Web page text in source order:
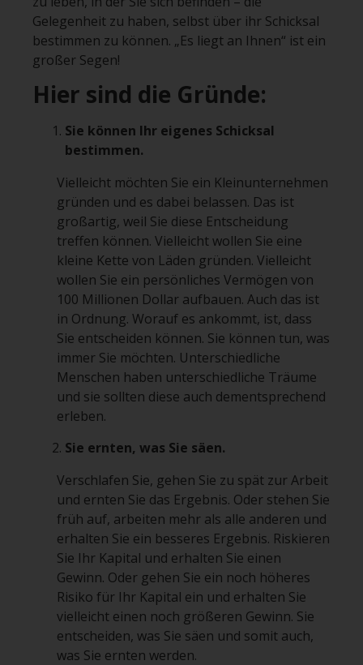
Gelegenheit zu haben, selbst über ihr Schicksal
bestimmen zu können. „Es liegt an Ihnen“ ist ein
großer Segen!
Hier sind die Gründe:
Sie können Ihr eigenes Schicksal
bestimmen.
Vielleicht möchten Sie ein Kleinunternehmen
gründen und es dabei belassen. Das ist
großartig, weil Sie diese Entscheidung
treffen können. Vielleicht wollen Sie eine
kleine Kette von Läden gründen. Vielleicht
wollen Sie ein persönliches Vermögen von
100 Millionen Dollar aufbauen. Auch das ist
in Ordnung. Worauf es ankommt, ist, dass
Sie entscheiden können. Sie können tun, was
immer Sie möchten. Unterschiedliche
Menschen haben unterschiedliche Träume
und sie sollten diese auch dementsprechend
erleben.
Sie ernten, was Sie säen.
Verschlafen Sie, gehen Sie zu spät zur Arbeit
und ernten Sie das Ergebnis. Oder stehen Sie
früh auf, arbeiten mehr als alle anderen und
erhalten Sie ein besseres Ergebnis. Riskieren
Sie Ihr Kapital und erhalten Sie einen
Gewinn. Oder gehen Sie ein noch höheres
Risiko für Ihr Kapital ein und erhalten Sie
vielleicht einen noch größeren Gewinn. Sie
entscheiden, was Sie säen und somit auch,
was Sie ernten werden.